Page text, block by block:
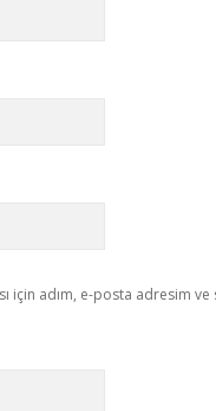
için adım, e-posta adresim